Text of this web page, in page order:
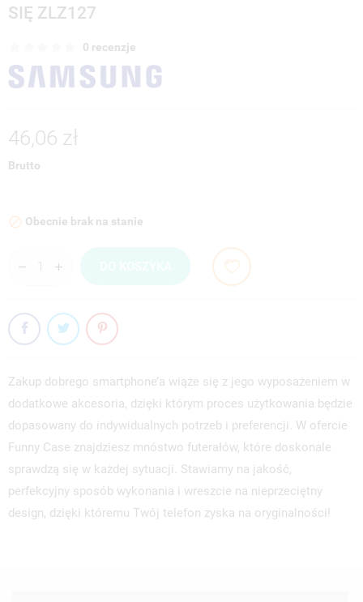
SIĘ ZLZ127
0 recenzje
46,06 zł
Brutto
 Obecnie brak na stanie
Zakup dobrego smartphone’a wiąże się z jego wyposażeniem w
dodatkowe akcesoria, dzięki którym proces użytkowania będzie
dopasowany do indywidualnych potrzeb i preferencji. W ofercie
Funny Case znajdziesz mnóstwo futerałów, które doskonale
sprawdzą się w każdej sytuacji. Stawiamy na jakość,
perfekcyjny sposób wykonania i wreszcie na nieprzeciętny
design, dzięki któremu Twój telefon zyska na oryginalności!